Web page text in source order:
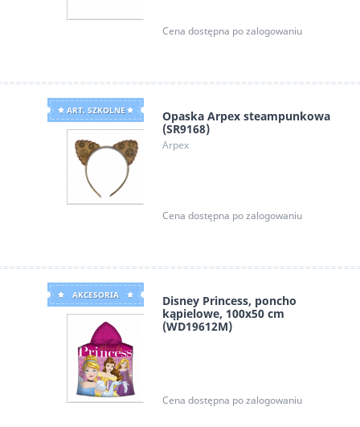
Cena dostępna po zalogowaniu
ART. SZKOLNE
Opaska Arpex steampunkowa
(SR9168)
Arpex
Cena dostępna po zalogowaniu
AKCESORIA
Disney Princess, poncho
kąpielowe, 100x50 cm
(WD19612M)
Cena dostępna po zalogowaniu